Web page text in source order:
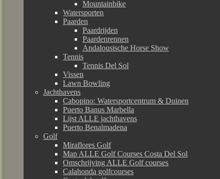
Mountainbike
Watersporten
Paarden
Paardrijden
Paardenrennen
Andalousische Horse Show
Tennis
Tennis Del Sol
Vissen
Lawn Bowling
Jachthavens
Cabopino: Watersportcentrum & Duinen
Puerto Banus Marbella
Lijst ALLE jachthavens
Puerto Benalmadena
Golf
Miraflores Golf
Map ALLE Golf Courses Costa Del Sol
Omschrijving ALLE Golf courses
Calahonda golfcourses